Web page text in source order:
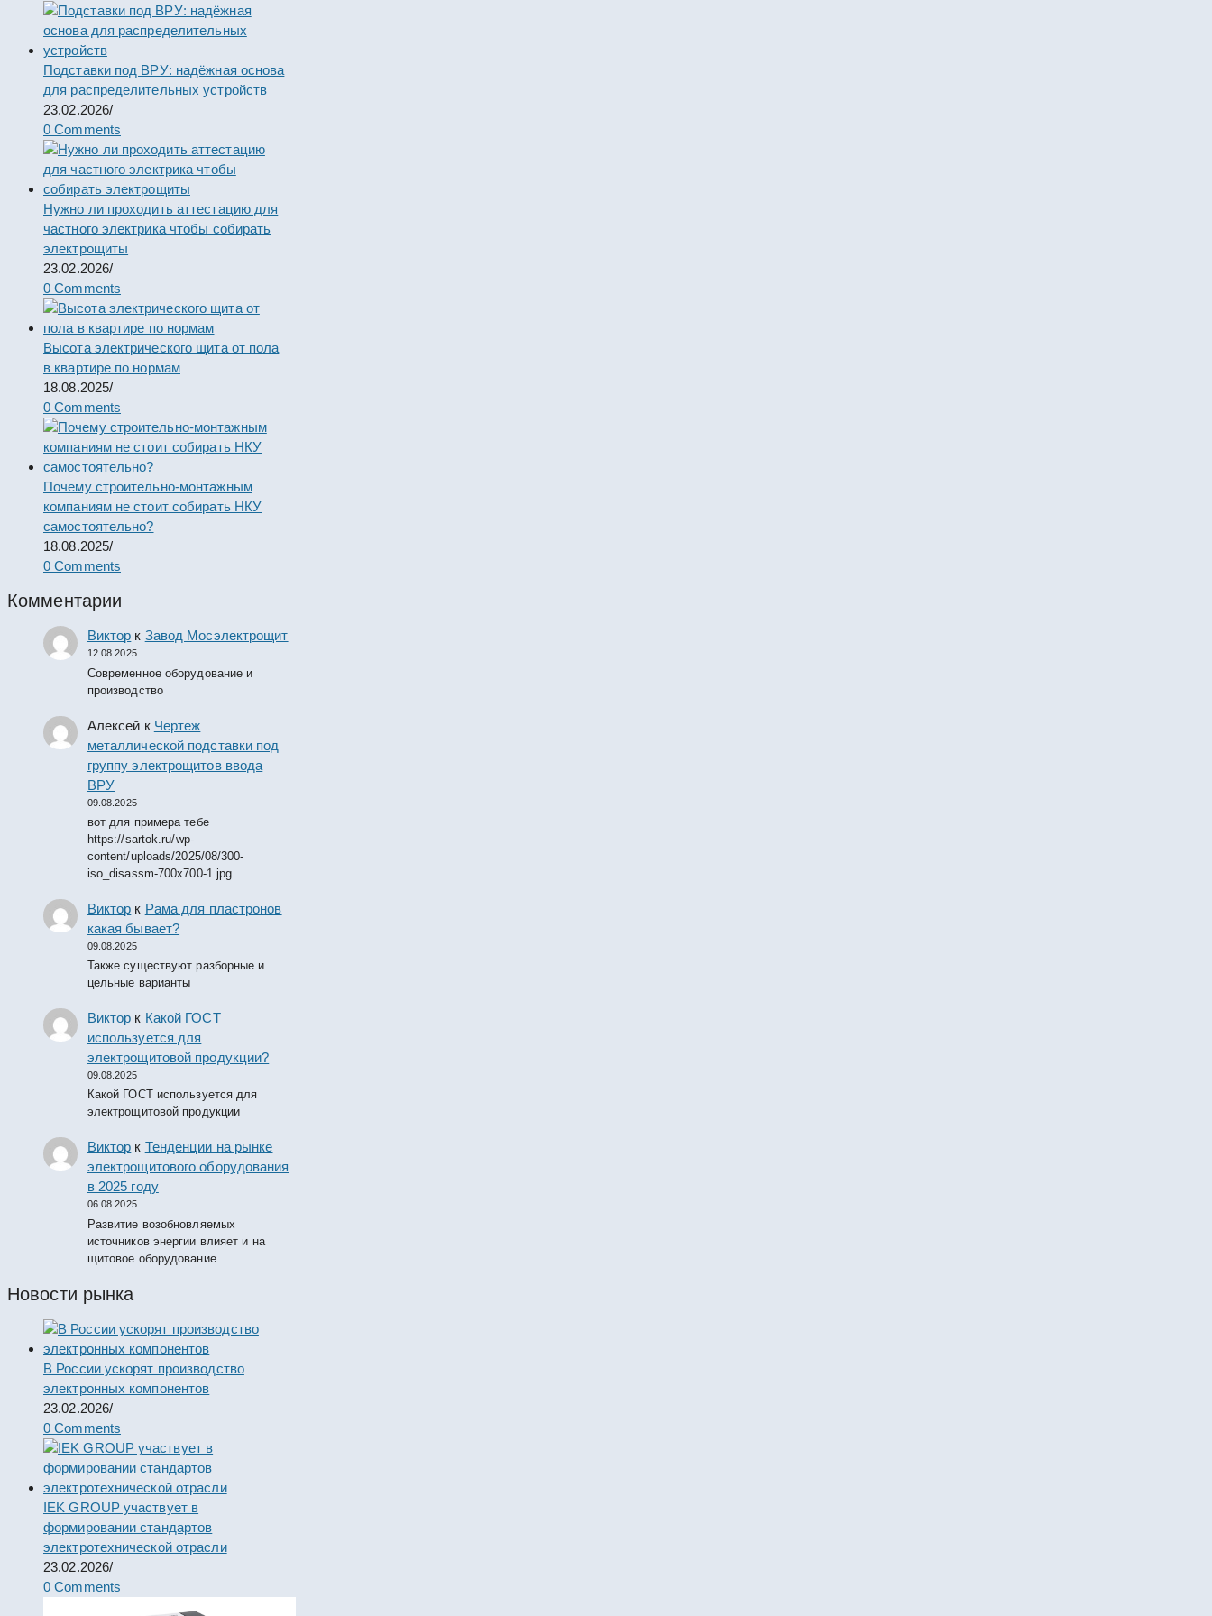
Подставки под ВРУ: надёжная основа
для распределительных устройств
23.02.2026/
0 Comments
Нужно ли проходить аттестацию для
частного электрика чтобы собирать
электрощиты
23.02.2026/
0 Comments
Высота электрического щита от пола
в квартире по нормам
18.08.2025/
0 Comments
Почему строительно-монтажным
компаниям не стоит собирать НКУ
самостоятельно?
18.08.2025/
0 Comments
Комментарии
Виктор к Завод Мосэлектрощит
12.08.2025
Современное оборудование и
производство
Алексей к Чертеж
металлической подставки под
группу электрощитов ввода
ВРУ
09.08.2025
вот для примера тебе
https://sartok.ru/wp-
content/uploads/2025/08/300-
iso_disassm-700x700-1.jpg
Виктор к Рама для пластронов
какая бывает?
09.08.2025
Также существуют разборные и
цельные варианты
Виктор к Какой ГОСТ
используется для
электрощитовой продукции?
09.08.2025
Какой ГОСТ используется для
электрощитовой продукции
Виктор к Тенденции на рынке
электрощитового оборудования
в 2025 году
06.08.2025
Развитие возобновляемых
источников энергии влияет и на
щитовое оборудование.
Новости рынка
В России ускорят производство
электронных компонентов
23.02.2026/
0 Comments
IEK GROUP участвует в
формировании стандартов
электротехнической отрасли
23.02.2026/
0 Comments